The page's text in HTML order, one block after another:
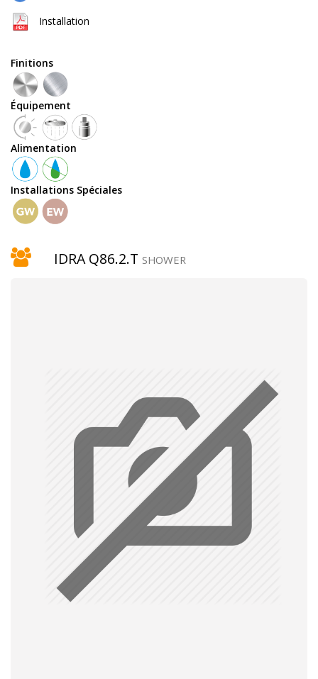
laiton)
Équipement
douchette
robinet
Alimentation
Installation
Finitions
Équipement
Alimentation
Installations Spéciales
IDRA Q86.2.T SHOWER